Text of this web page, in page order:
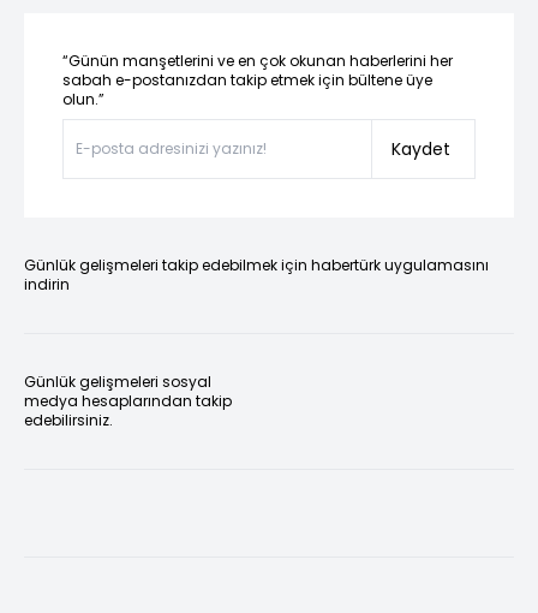
“Günün manşetlerini ve en çok okunan haberlerini her
sabah e-postanızdan takip etmek için bültene üye
olun.”
Kaydet
Günlük gelişmeleri takip edebilmek için habertürk uygulamasını
indirin
Günlük gelişmeleri sosyal
medya hesaplarından takip
edebilirsiniz.